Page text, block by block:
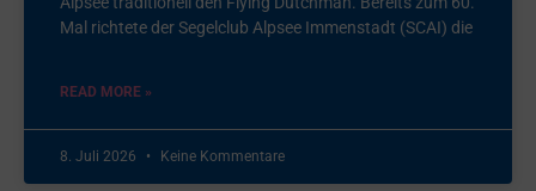
Mal richtete der Segelclub Alpsee Immenstadt (SCAI) die
READ MORE »
8. Juli 2026 Keine Kommentare